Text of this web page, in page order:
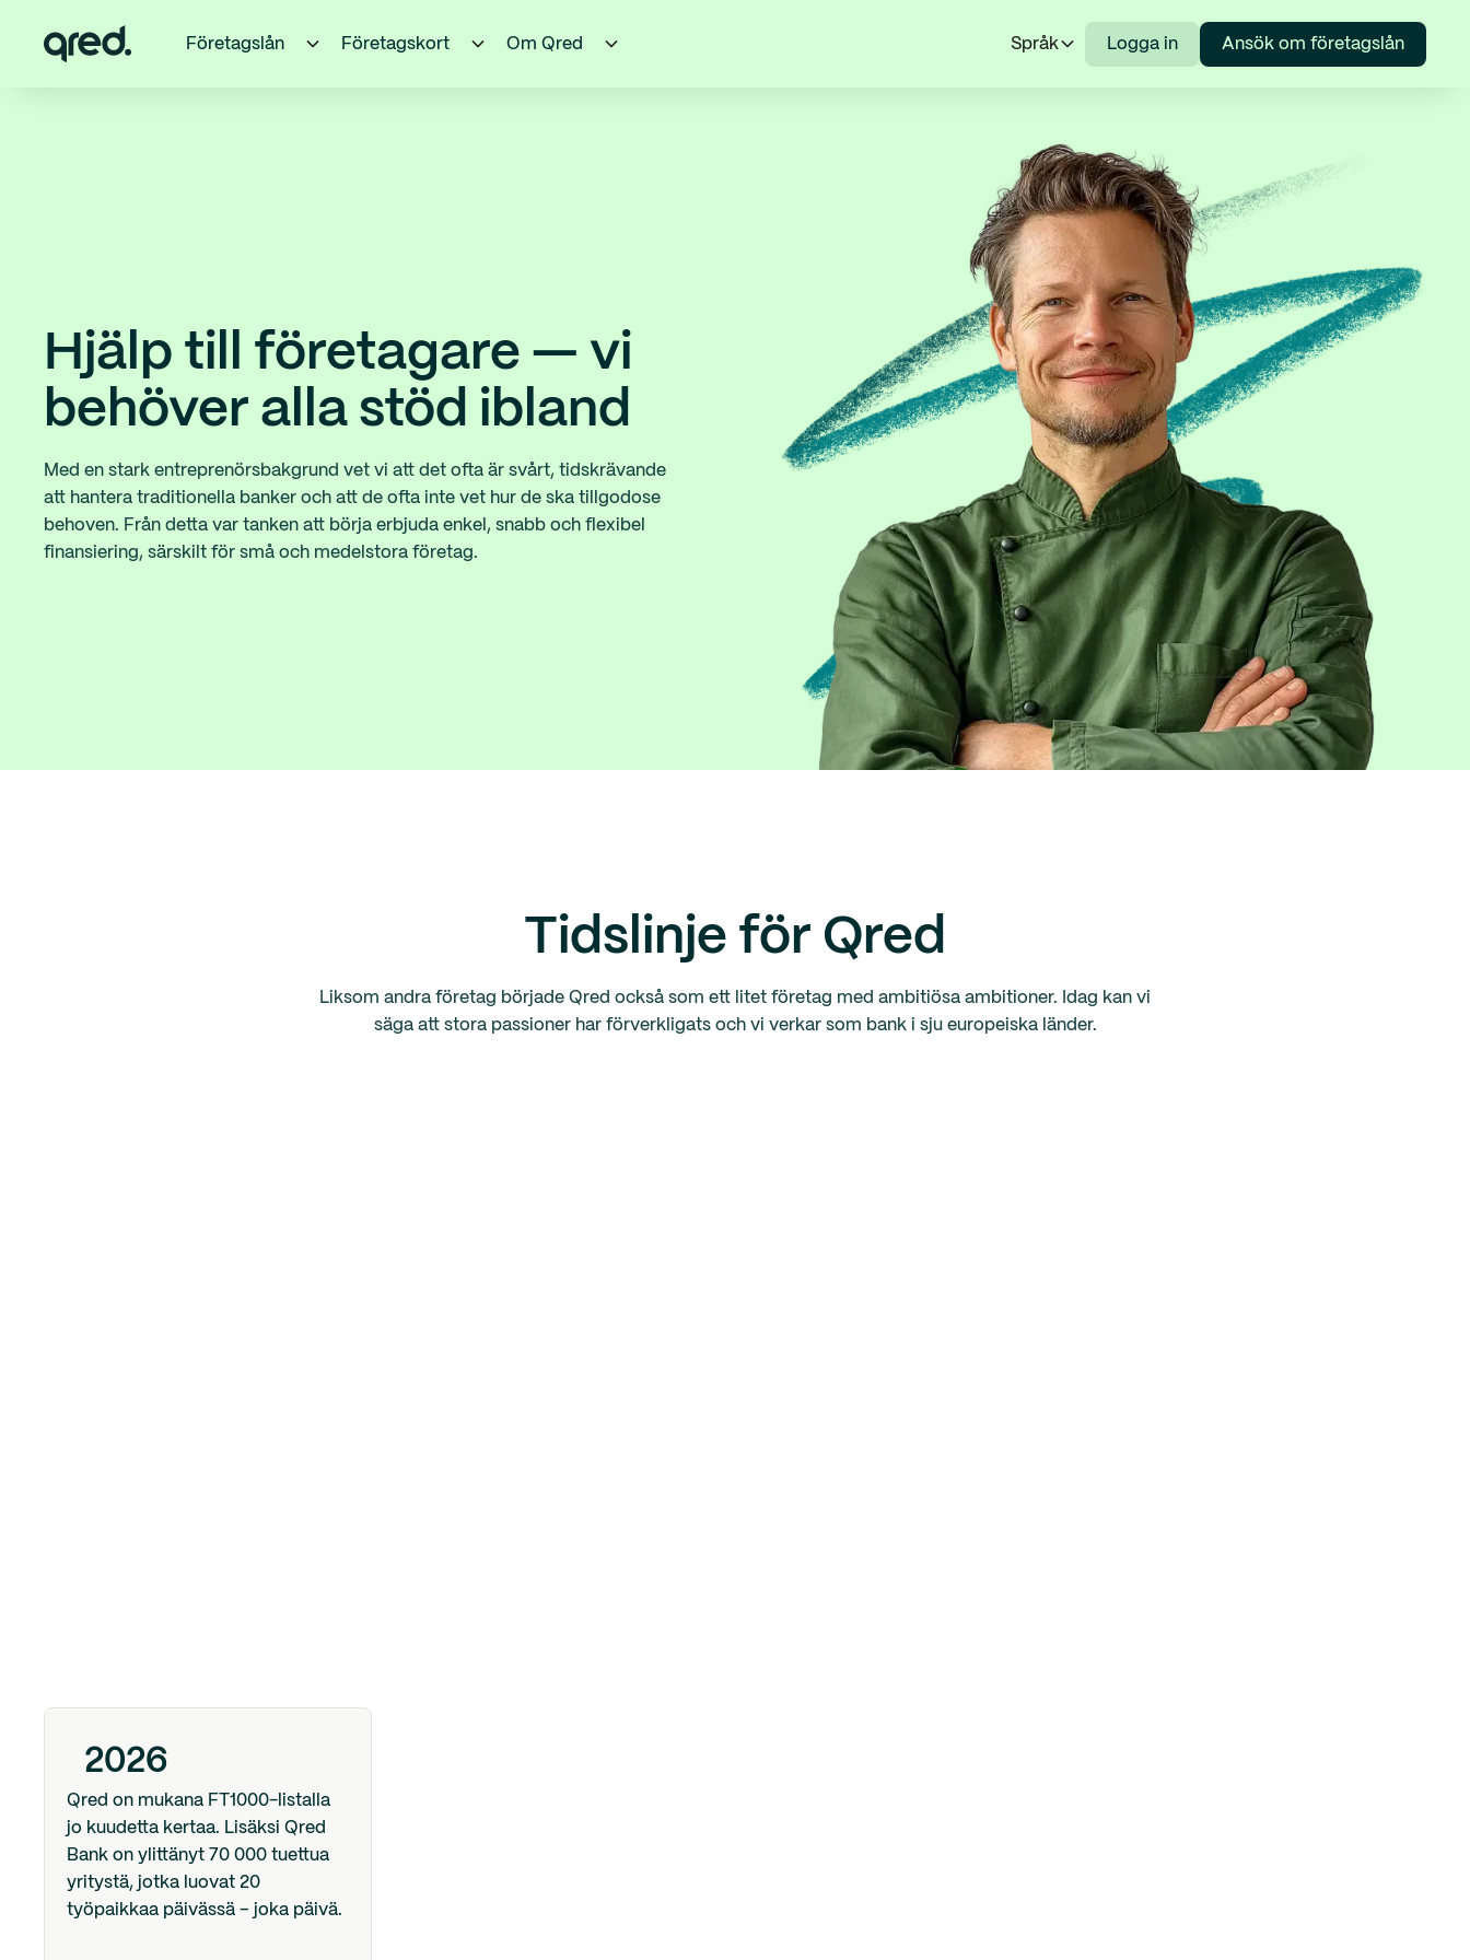
Företagslån Företagskort Om Qred Språk Logga in Ansök om företagslån
Hjälp till företagare — vi
behöver alla stöd ibland
Med en stark entreprenörsbakgrund vet vi att det ofta är svårt, tidskrävande
att hantera traditionella banker och att de ofta inte vet hur de ska tillgodose
behoven. Från detta var tanken att börja erbjuda enkel, snabb och flexibel
finansiering, särskilt för små och medelstora företag.
Tidslinje för Qred
Liksom andra företag började Qred också som ett litet företag med ambitiösa ambitioner. Idag kan vi
säga att stora passioner har förverkligats och vi verkar som bank i sju europeiska länder.
2026
Qred on mukana FT1000-listalla
jo kuudetta kertaa. Lisäksi Qred
Bank on ylittänyt 70 000 tuettua
yritystä, jotka luovat 20
työpaikkaa päivässä – joka päivä.